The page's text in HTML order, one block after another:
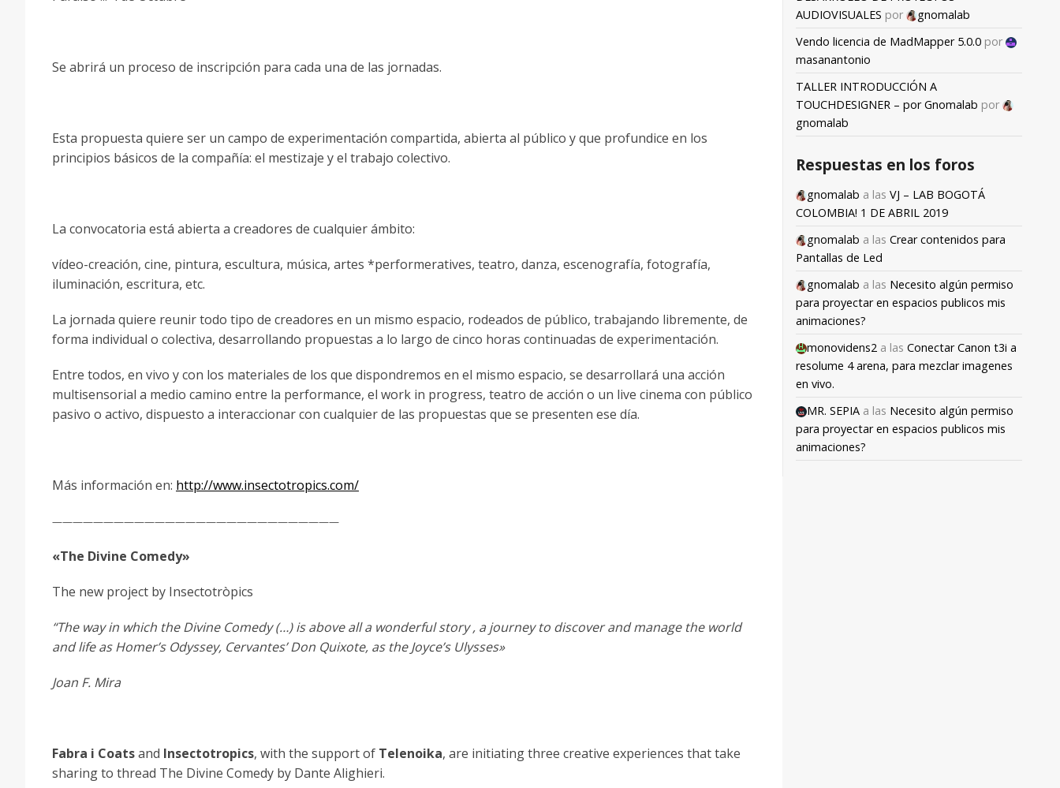
Se abrirá un proceso de inscripción para cada una de las jornadas.
Esta propuesta quiere ser un campo de experimentación compartida, abierta al público y que profundice en los
principios básicos de la compañía: el mestizaje y el trabajo colectivo.
La convocatoria está abierta a creadores de cualquier ámbito:
vídeo-creación, cine, pintura, escultura, música, artes *performeratives, teatro, danza, escenografía, fotografía,
iluminación, escritura, etc.
La jornada quiere reunir todo tipo de creadores en un mismo espacio, rodeados de público, trabajando libremente, de
forma individual o colectiva, desarrollando propuestas a lo largo de cinco horas continuadas de experimentación.
Entre todos, en vivo y con los materiales de los que dispondremos en el mismo espacio, se desarrollará una acción
multisensorial a medio camino entre la performance, el work in progress, teatro de acción o un live cinema con público
pasivo o activo, dispuesto a interaccionar con cualquier de las propuestas que se presenten ese día.
Más información en: http://www.insectotropics.com/
————————————————————————————
«The Divine Comedy»
The new project by Insectotròpics
“The way in which the Divine Comedy (…) is above all a wonderful story , a journey to discover and manage the world
and life as Homer’s Odyssey, Cervantes’ Don Quixote, as the Joyce’s Ulysses»
Joan F. Mira
Fabra i Coatsand Insectotropics, with the support of Telenoika, are initiating three creative experiences that take
sharing to thread The Divine Comedy by Dante Alighieri.
AUDIOVISUALES por
gnomalab
Vendo licencia de MadMapper 5.0.0 por
masanantonio
TALLER INTRODUCCIÓN A
TOUCHDESIGNER – por Gnomalab por
gnomalab
Respuestas en los foros
gnomalab a las VJ – LAB BOGOTÁ
COLOMBIA! 1 DE ABRIL 2019
gnomalab a las Crear contenidos para
Pantallas de Led
gnomalab a las Necesito algún permiso
para proyectar en espacios publicos mis
animaciones?
monovidens2 a las Conectar Canon t3i a
resolume 4 arena, para mezclar imagenes
en vivo.
MR. SEPIA a las Necesito algún permiso
para proyectar en espacios publicos mis
animaciones?